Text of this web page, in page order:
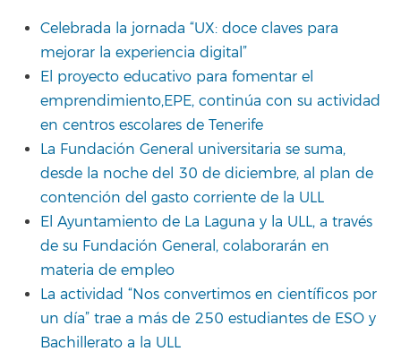
Celebrada la jornada “UX: doce claves para
mejorar la experiencia digital”
El proyecto educativo para fomentar el
emprendimiento,EPE, continúa con su actividad
en centros escolares de Tenerife
La Fundación General universitaria se suma,
desde la noche del 30 de diciembre, al plan de
contención del gasto corriente de la ULL
El Ayuntamiento de La Laguna y la ULL, a través
de su Fundación General, colaborarán en
materia de empleo
La actividad “Nos convertimos en científicos por
un día” trae a más de 250 estudiantes de ESO y
Bachillerato a la ULL